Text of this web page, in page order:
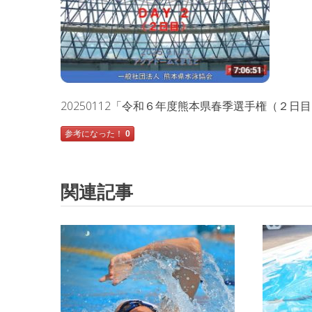
20250112「令和６年度熊本県春季選手権（２日
参考になった！ 0
関連記事